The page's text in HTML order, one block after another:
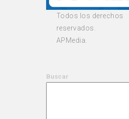
Todos los derechos
reservados.
APMedia.
Buscar